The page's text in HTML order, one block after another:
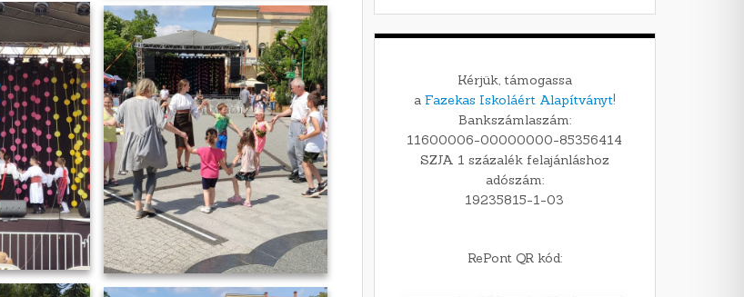
Kérjük, támogassa
a Fazekas Iskoláért Alapítványt!
Bankszámlaszám:
11600006-00000000-85356414
SZJA 1 százalék felajánláshoz
adószám:
19235815-1-03
RePont QR kód: